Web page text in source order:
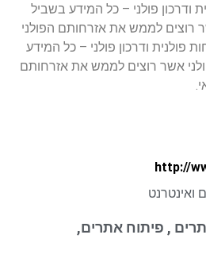
פולנית ודרכון פולני – כל המידע בשביל
רוצים לממש את אזרחותם הפולני
פולנית ודרכון פולני – כל המידע
אשר רוצים לממש את אזרחותם
ואינטרנט
, פיתוח אתרים,